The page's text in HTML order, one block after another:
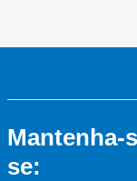
Mantenha-
se: